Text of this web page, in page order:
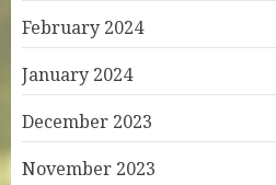
February 2024
January 2024
December 2023
November 2023